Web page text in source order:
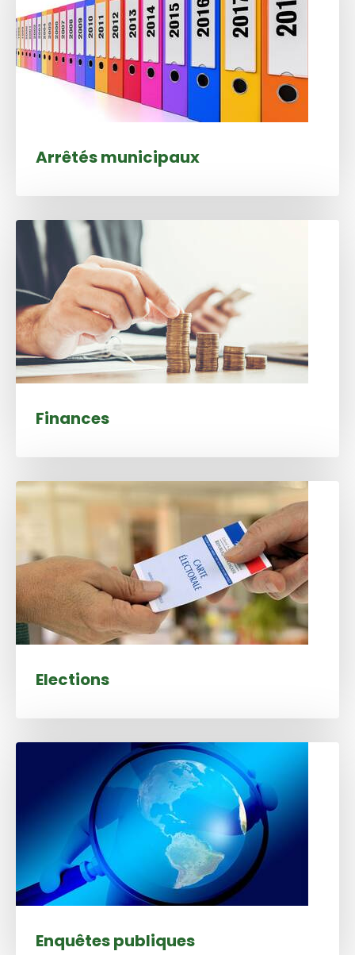
Arrêtés municipaux
Finances
Elections
Enquêtes publiques